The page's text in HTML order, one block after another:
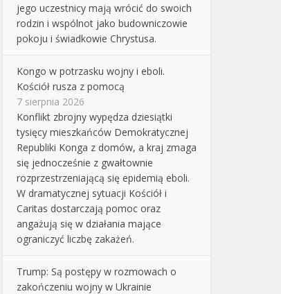
jego uczestnicy mają wrócić do swoich
rodzin i wspólnot jako budowniczowie
pokoju i świadkowie Chrystusa.
Kongo w potrzasku wojny i eboli.
Kościół rusza z pomocą
7 sierpnia 2026
Konflikt zbrojny wypędza dziesiątki
tysięcy mieszkańców Demokratycznej
Republiki Konga z domów, a kraj zmaga
się jednocześnie z gwałtownie
rozprzestrzeniającą się epidemią eboli.
W dramatycznej sytuacji Kościół i
Caritas dostarczają pomoc oraz
angażują się w działania mające
ograniczyć liczbę zakażeń.
Trump: Są postępy w rozmowach o
zakończeniu wojny w Ukrainie